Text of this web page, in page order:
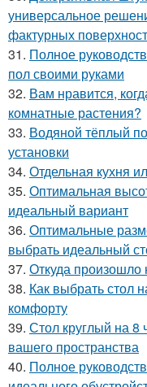
универсальное
фактурных
31. Полное
пол своими руками
32. Вам нравится,
комнатные растения?
33. Водяной тёплый
установки
34. Отдельная кухня
35. Оптимальная
идеальный вариант
36. Оптимальные
выбрать идеальный
37. Откуда произошло
38. Как выбрать стол
комфорту
39. Стол круглый на 8
вашего пространства
40. Полное